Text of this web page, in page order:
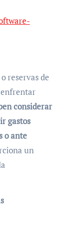
reservas de
considerar
gastos
o ante
un